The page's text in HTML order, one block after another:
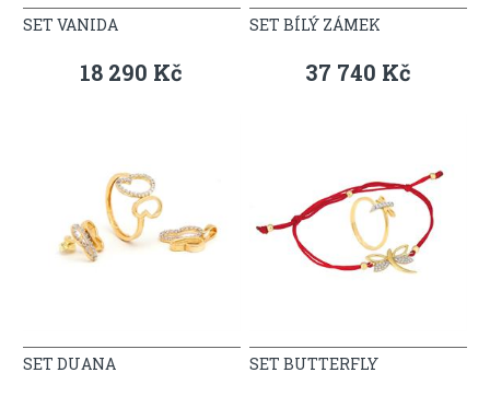
SET VANIDA
18 290 Kč
SET BÍLÝ ZÁMEK
37 740 Kč
SET DUANA SET BUTTERFLY